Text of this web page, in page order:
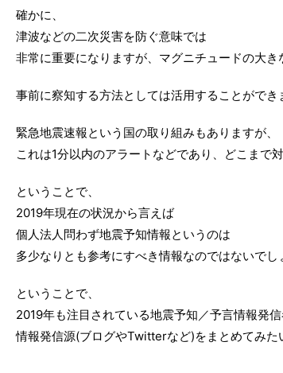
確かに、
津波などの二次災害を防ぐ意味では
非常に重要になりますが、マグニチュードの大き
事前に察知する方法としては活用することができ
緊急地震速報という国の取り組みもありますが、
これは1分以内のアラートなどであり、どこまで
ということで、
2019年現在の状況から言えば
個人法人問わず地震予知情報というのは
多少なりとも参考にすべき情報なのではないでし
ということで、
2019年も注目されている地震予知／予言情報発
情報発信源(ブログやTwitterなど)をまとめてみた